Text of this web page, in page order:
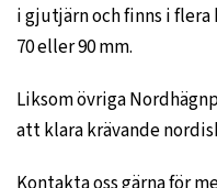
i gjutjärn och finns i
70 eller 90 mm.
Liksom övriga
att klara krävande